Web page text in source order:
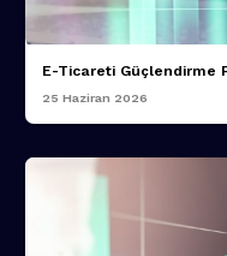
E-Ticareti Güçlendirme
25 Haziran 2026